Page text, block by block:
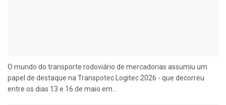
O mundo do transporte rodoviário de mercadorias assumiu um
papel de destaque na Transpotec Logitec 2026 - que decorreu
entre os dias 13 e 16 de maio em...